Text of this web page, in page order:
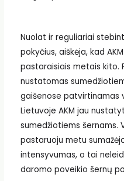
Nuolat ir reguliariai
pokyčius, aiškėja, kad
pastaraisiais metais kito.
nustatomas
gaišenose patvirtinamas
Lietuvoje AKM jau
sumedžiotiems šernams.
pastaruoju metu
intensyvumas, o tai
daromo poveikio šernų